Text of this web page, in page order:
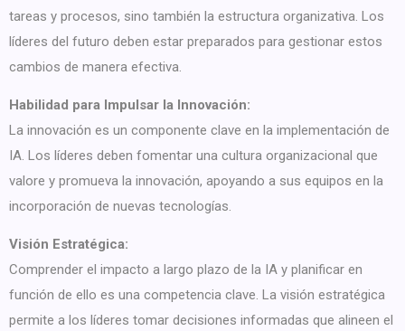
tareas y procesos, sino también la estructura organizativa. Los
líderes del futuro deben estar preparados para gestionar estos
cambios de manera efectiva.
Habilidad para Impulsar la Innovación:
La innovación es un componente clave en la implementación de
IA. Los líderes deben fomentar una cultura organizacional que
valore y promueva la innovación, apoyando a sus equipos en la
incorporación de nuevas tecnologías.
Visión Estratégica:
Comprender el impacto a largo plazo de la IA y planificar en
función de ello es una competencia clave. La visión estratégica
permite a los líderes tomar decisiones informadas que alineen el